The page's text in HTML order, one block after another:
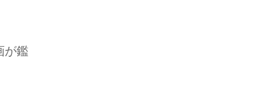
が鑑